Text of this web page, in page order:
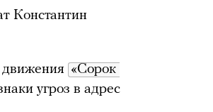
Константин
движения «Сорок
угроз в адрес